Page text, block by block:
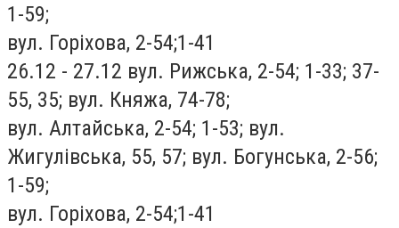
1-59;
вул. Горіхова, 2-54;1-41
26.12 - 27.12 вул. Рижська, 2-54; 1-33; 37-
55, 35; вул. Княжа, 74-78;
вул. Алтайська, 2-54; 1-53; вул.
Жигулівська, 55, 57; вул. Богунська, 2-56;
1-59;
вул. Горіхова, 2-54;1-41